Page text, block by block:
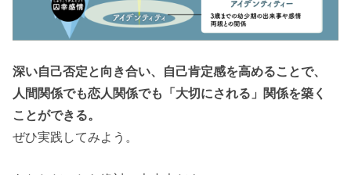
深い自己否定と向き合い、自己肯定感を高めることで、
人間関係でも恋人関係でも「大切にされる」関係を築く
ことができる。
ぜひ実践してみよう。